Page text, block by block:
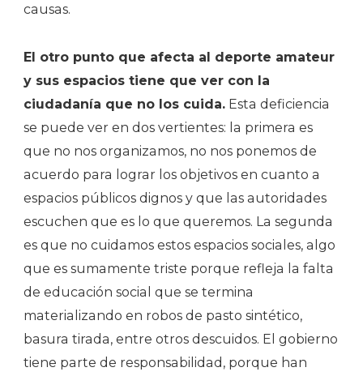
causas.
El otro punto que afecta al deporte amateur
y sus espacios tiene que ver con la
ciudadanía que no los cuida. Esta deficiencia
se puede ver en dos vertientes: la primera es
que no nos organizamos, no nos ponemos de
acuerdo para lograr los objetivos en cuanto a
espacios públicos dignos y que las autoridades
escuchen que es lo que queremos. La segunda
es que no cuidamos estos espacios sociales, algo
que es sumamente triste porque refleja la falta
de educación social que se termina
materializando en robos de pasto sintético,
basura tirada, entre otros descuidos. El gobierno
tiene parte de responsabilidad, porque han